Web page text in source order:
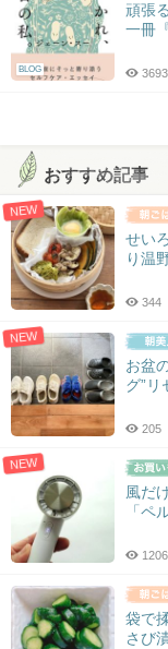
BLOG
頑張
一冊
おすすめ記事
NEW
せい
り温
344
NEW
お盆
グ”リ
205
NEW
風だ
「ペ
1206
袋で
さび